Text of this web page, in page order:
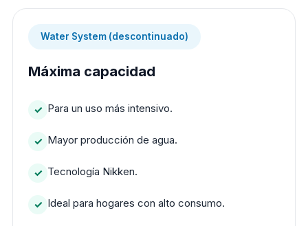
Water System (descontinuado)
Máxima capacidad
Para un uso más intensivo.
Mayor producción de agua.
Tecnología Nikken.
Ideal para hogares con alto consumo.